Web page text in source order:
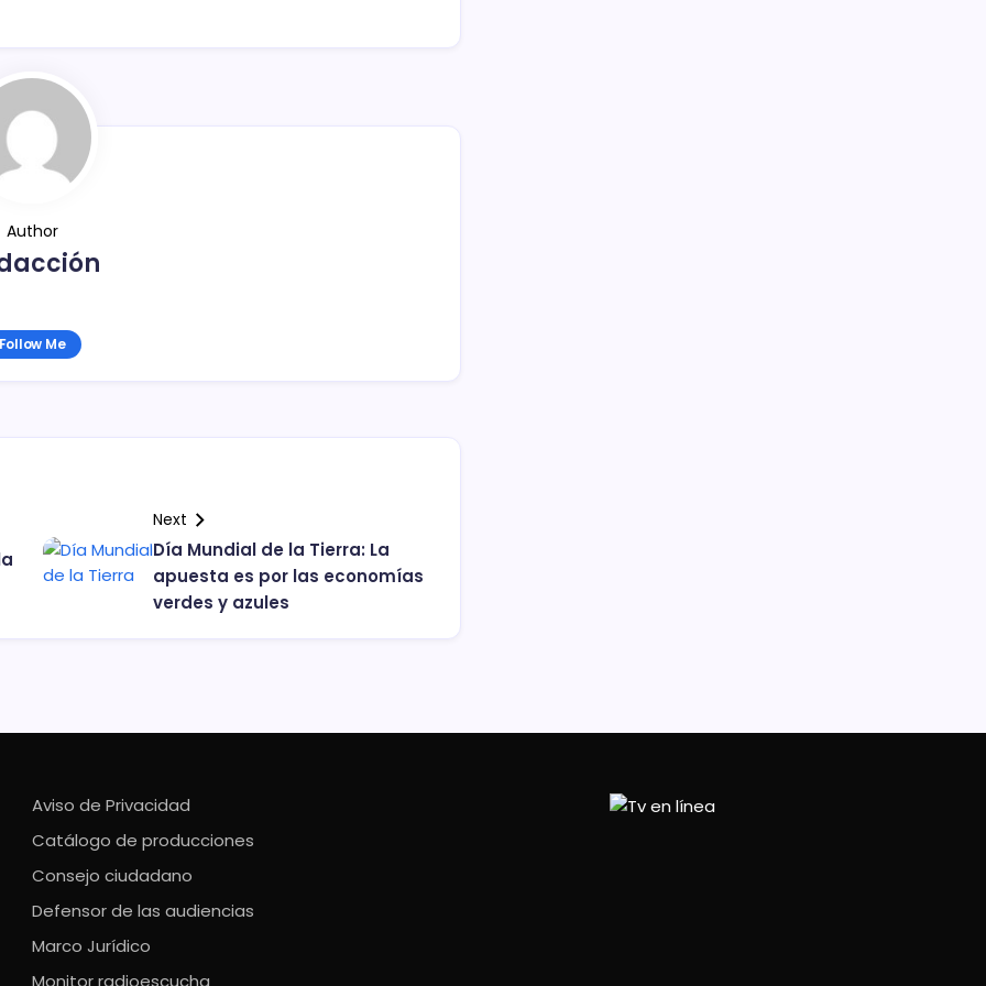
Author
Follow Me
Next
Día Mundial de la Tierra: La
apuesta es por las economías
verdes y azules
Aviso de Privacidad
Catálogo de producciones
Consejo ciudadano
Defensor de las audiencias
Marco Jurídico
Monitor radioescucha